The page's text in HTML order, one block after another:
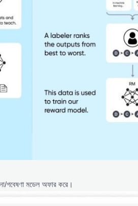
গবেষণা মডেল অফার করে।